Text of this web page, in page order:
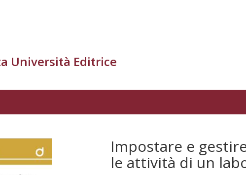
Università Editrice
Impostare e
le attività di un